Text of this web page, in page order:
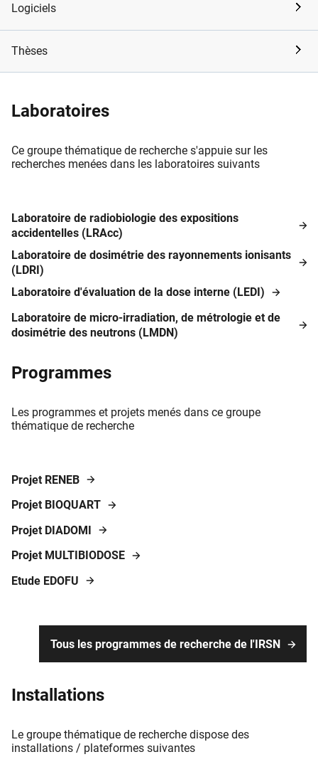
Logiciels
Thèses
Laboratoires
Ce groupe thématique de recherche s'appuie sur les
recherches menées dans les laboratoires suivants
Laboratoire de radiobiologie des expositions
accidentelles (LRAcc)
Laboratoire de dosimétrie des rayonnements ionisants
(LDRI)
Laboratoire d'évaluation de la dose interne (LEDI)
Laboratoire de micro-irradiation, de métrologie et de
dosimétrie des neutrons (LMDN)
Programmes
Les programmes et projets menés dans ce groupe
thématique de recherche
Projet RENEB
Projet BIOQUART
Projet DIADOMI
Projet MULTIBIODOSE
Etude EDOFU
Tous les programmes de recherche de l'IRSN
Installations
Le groupe thématique de recherche dispose des
installations / plateformes suivantes